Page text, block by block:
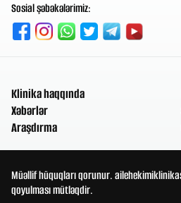
Sosial şəbəkələrimiz:
Klinika haqqında
Xəbərlər
Araşdırma
Müəllif hüquqları qorunur.
qoyulması mütləqdir.